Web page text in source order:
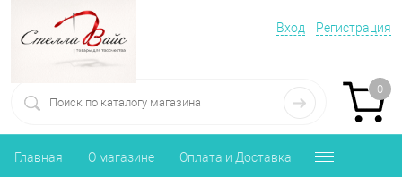
Вход Регистрация
0
Главная О магазине Оплата и Доставка